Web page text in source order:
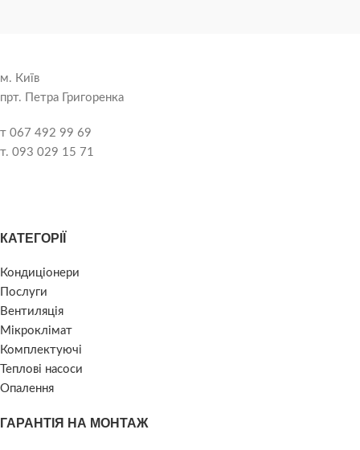
м. Київ
прт. Петра Григоренка
т 067 492 99 69
т. 093 029 15 71
КАТЕГОРІЇ
Кондиціонери
Послуги
Вентиляція
Мікроклімат
Комплектуючі
Теплові насоси
Опалення
ГАРАНТІЯ НА МОНТАЖ